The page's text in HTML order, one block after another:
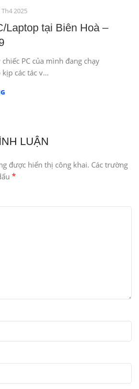
Th4 2025
Laptop tại Biên Hoà –
PC của mình đang chạy
các tác v...
LUẬN
được hiển thị công khai. Các trường
*